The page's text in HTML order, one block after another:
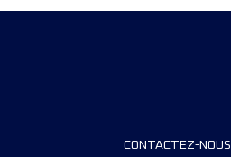
CONTACTEZ-NOUS